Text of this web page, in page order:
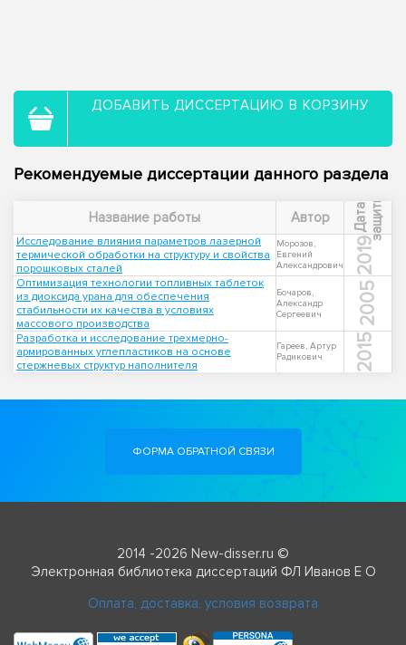
ДОБАВИТЬ ДИССЕРТАЦИЮ В КОРЗИНУ
Рекомендуемые диссертации данного раздела
Название работы Автор Д
а
т
а
з
а
щ
и
т ы
Исследование влияния параметров лазерной
термической обработки на структуру и свойства
порошковых сталей
Морозов,
Евгений
Александрович
2019
Оптимизация технологии топливных таблеток
из диоксида урана для обеспечения
стабильности их качества в условиях
массового производства
Бочаров,
Александр
Сергеевич
2005
Разработка и исследование трехмерно-
армированных углепластиков на основе
стержневых структур наполнителя
Гареев, Артур
Радикович
2015
ФОРМА ОБРАТНОЙ СВЯЗИ
2014 -2026 New-disser.ru ©
Электронная библиотека диссертаций ФЛ Иванов Е О
Оплата, доставка, условия возврата